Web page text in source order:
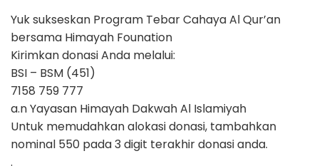
Yuk sukseskan Program Tebar Cahaya Al Qur’an
bersama Himayah Founation
Kirimkan donasi Anda melalui:
BSI – BSM (451)
7158 759 777
a.n Yayasan Himayah Dakwah Al Islamiyah
Untuk memudahkan alokasi donasi, tambahkan
nominal 550 pada 3 digit terakhir donasi anda.
.